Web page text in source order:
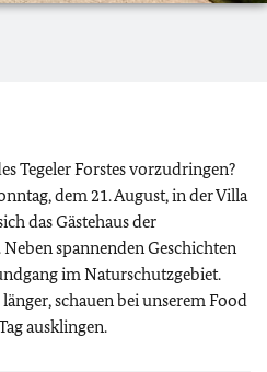
Tegeler Forstes vorzudringen?
dem 21. August, in der Villa
das Gästehaus der
spannenden Geschichten
im Naturschutzgebiet.
schauen bei unserem Food
ausklingen.